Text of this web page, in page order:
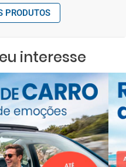
PRODUTOS
interesse